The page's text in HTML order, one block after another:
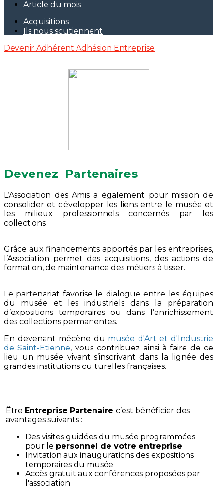
Article du mois
Acquisitions
Ils nous soutiennent
Devenir Adhérent Adhésion Entreprise
Devenez Partenaires
L’Association des Amis a également pour mission de
consolider et développer les liens entre le musée et
les milieux professionnels concernés par les
collections.
Grâce aux financements apportés par les entreprises,
l’Association permet des acquisitions, des actions de
formation, de maintenance des métiers à tisser.
Le partenariat favorise le dialogue entre les équipes
du musée et les industriels dans la préparation
d’expositions temporaires ou dans l’enrichissement
des collections permanentes.
En devenant mécène du musée d'Art et d'Industrie
de Saint-Etienne, vous contribuez ainsi à faire de ce
lieu un musée vivant s’inscrivant dans la lignée des
grandes institutions culturelles françaises.
Être Entreprise Partenaire c’est bénéficier des
avantages suivants :
Des visites guidées du musée programmées
pour le personnel de votre entreprise
Invitation aux inaugurations des expositions
temporaires du musée
Accès gratuit aux conférences proposées par
l'association